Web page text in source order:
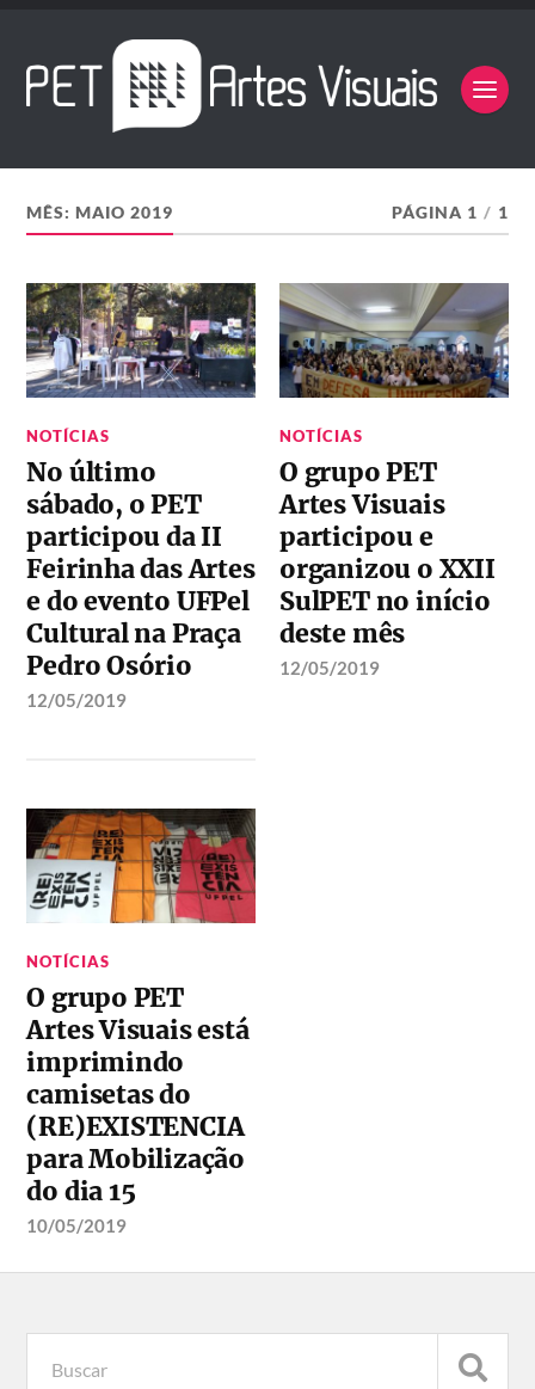
MÊS:MAIO 2019 PÁGINA 1 / 1
NOTÍCIAS
No último
sábado, o PET
participou da II
Feirinha das Artes
e do evento UFPel
Cultural na Praça
Pedro Osório
12/05/2019
NOTÍCIAS
O grupo PET
Artes Visuais
participou e
organizou o XXII
SulPET no início
deste mês
12/05/2019
NOTÍCIAS
O grupo PET
Artes Visuais está
imprimindo
camisetas do
(RE)EXISTENCIA
para Mobilização
do dia 15
10/05/2019